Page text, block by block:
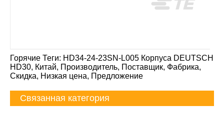
Горячие Теги: HD34-24-23SN-L005 Корпуса DEUTSCH
HD30, Китай, Производитель, Поставщик, Фабрика,
Скидка, Низкая цена, Предложение
Связанная категория